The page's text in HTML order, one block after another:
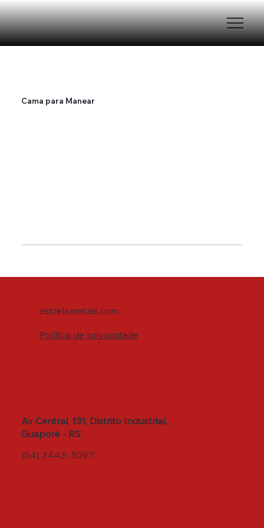
Cama para Manear
Av Central, 131, Distrito Industrial,
Guaporé - RS
(54) 3443- 5097
estrelametais.com
Política de privacidade